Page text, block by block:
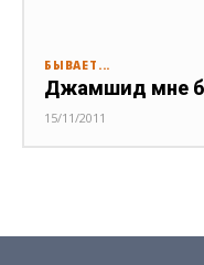
БЫВАЕТ...
Джамшид мне
15/11/2011